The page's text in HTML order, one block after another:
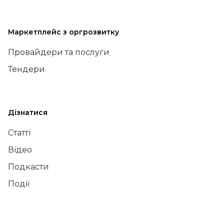
Маркетплейс з оргрозвитку
Провайдери та послуги
Тендери
Дізнатися
Статті
Відео
Подкасти
Події